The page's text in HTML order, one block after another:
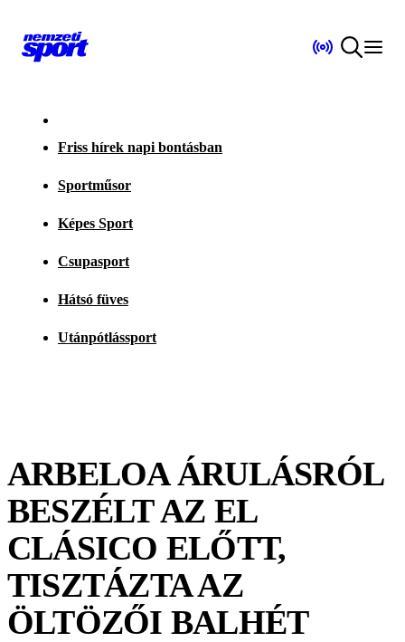
Friss hírek napi bontásban
Sportműsor
Képes Sport
Csupasport
Hátsó füves
Utánpótlássport
ARBELOA ÁRULÁSRÓL
BESZÉLT AZ EL
CLÁSICO ELŐTT,
TISZTÁZTA AZ
ÖLTÖZŐI BALHÉT